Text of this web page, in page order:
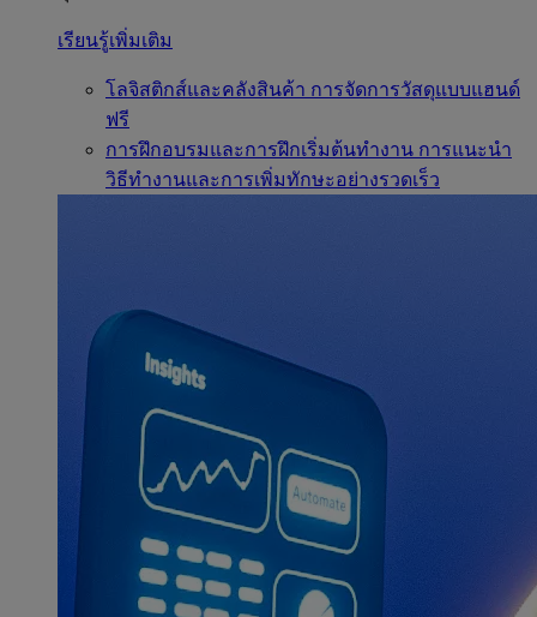
เรียนรู้เพิ่มเติม
โลจิสติกส์และคลังสินค้า การจัดการวัสดุแบบแฮนด์
ฟรี
การฝึกอบรมและการฝึกเริ่มต้นทำงาน การแนะนำ
วิธีทำงานและการเพิ่มทักษะอย่างรวดเร็ว